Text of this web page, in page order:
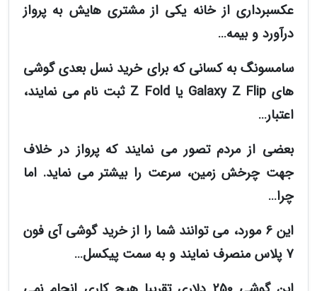
عکسبرداری از خانه یکی از مشتری هایش به پرواز
درآورد و بیمه…
سامسونگ به کسانی که برای خرید نسل بعدی گوشی
های Galaxy Z Flip یا Z Fold ثبت نام می نمایند،
اعتبار…
بعضی از مردم تصور می نمایند که پرواز در خلاف
جهت چرخش زمین، سرعت را بیشتر می نماید. اما
چرا…
این 6 مورد، می توانند شما را از خرید گوشی آی فون
7 پلاس منصرف نمایند و به سمت پیکسل…